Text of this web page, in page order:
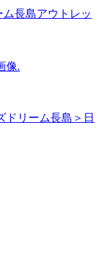
長島アウトレッ
リーム長島＞日